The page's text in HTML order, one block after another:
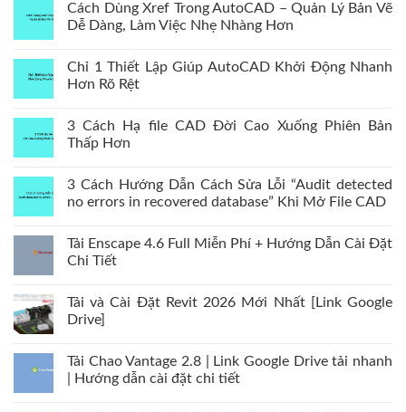
Cách Dùng Xref Trong AutoCAD – Quản Lý Bản Vẽ
Dễ Dàng, Làm Việc Nhẹ Nhàng Hơn
Chỉ 1 Thiết Lập Giúp AutoCAD Khởi Động Nhanh
Hơn Rõ Rệt
3 Cách Hạ file CAD Đời Cao Xuống Phiên Bản
Thấp Hơn
3 Cách Hướng Dẫn Cách Sửa Lỗi “Audit detected
no errors in recovered database” Khi Mở File CAD
Tải Enscape 4.6 Full Miễn Phí + Hướng Dẫn Cài Đặt
Chi Tiết
Tải và Cài Đặt Revit 2026 Mới Nhất [Link Google
Drive]
Tải Chao Vantage 2.8 | Link Google Drive tải nhanh
| Hướng dẫn cài đặt chi tiết